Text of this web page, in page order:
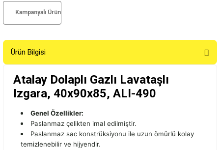
Kampanyalı Ürün
Ürün Bilgisi
Atalay Dolaplı Gazlı Lavataşlı
Izgara, 40x90x85, ALI-490
Genel Özellikler:
Paslanmaz çelikten imal edilmiştir.
Paslanmaz sac konstrüksiyonu ile uzun ömürlü kolay
temizlenebilir ve hijyendir.